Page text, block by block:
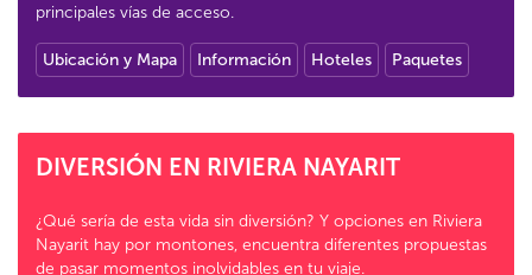
principales vías de acceso.
Ubicación y Mapa Información Hoteles Paquetes
DIVERSIÓN EN RIVIERA NAYARIT
¿Qué sería de esta vida sin diversión? Y opciones en Riviera
Nayarit hay por montones, encuentra diferentes propuestas
de pasar momentos inolvidables en tu viaje.